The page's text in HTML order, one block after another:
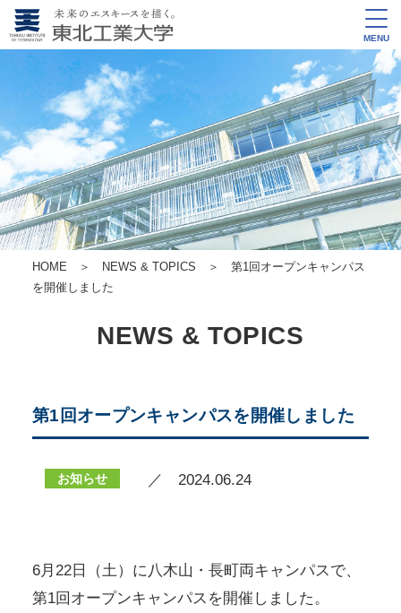
MENU
HOME ＞ NEWS & TOPICS ＞ 第1回オープンキャンパス
を開催しました
NEWS & TOPICS
第1回オープンキャンパスを開催しました
お知らせ ／ 2024.06.24
6月22日（土）に八木山・長町両キャンパスで、
第1回オープンキャンパスを開催しました。